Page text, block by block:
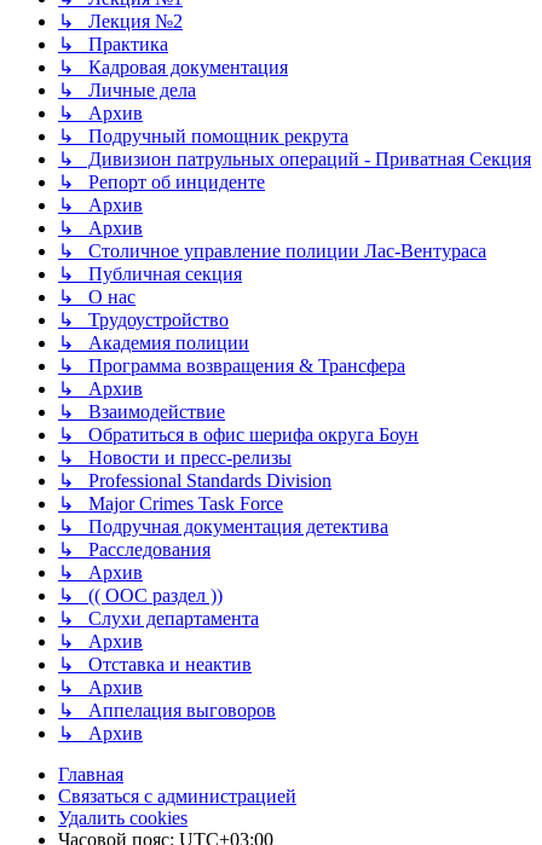
↳ Лекция №2
↳ Практика
↳ Кадровая документация
↳ Личные дела
↳ Архив
↳ Подручный помощник рекрута
↳ Дивизион патрульных операций - Приватная Секция
↳ Репорт об инциденте
↳ Архив
↳ Архив
↳ Столичное управление полиции Лас-Вентураса
↳ Публичная секция
↳ О нас
↳ Трудоустройство
↳ Академия полиции
↳ Программа возвращения & Трансфера
↳ Архив
↳ Взаимодействие
↳ Обратиться в офис шерифа округа Боун
↳ Новости и пресс-релизы
↳ Professional Standards Division
↳ Major Crimes Task Force
↳ Подручная документация детектива
↳ Расследования
↳ Архив
↳ (( ООС раздел ))
↳ Слухи департамента
↳ Архив
↳ Отставка и неактив
↳ Архив
↳ Аппелация выговоров
↳ Архив
Главная
Связаться с администрацией
Удалить cookies
Часовой пояс: UTC+03:00